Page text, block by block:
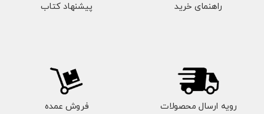
راهنمای خرید پیشنهاد کتاب
رویه ارسال محصولات فروش عمده